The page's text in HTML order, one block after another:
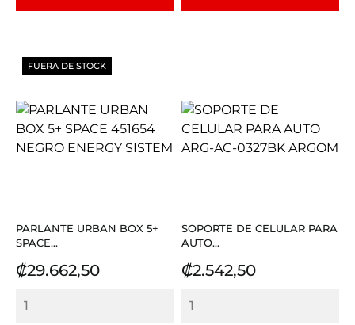
PARLANTE URBAN BOX 5+
SPACE...
Precio
₡29.662,50
FUERA DE STOCK
SOPORTE DE CELULAR PARA
AUTO...
Precio
₡2.542,50